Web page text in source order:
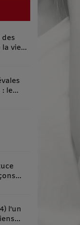
des
vie
le
l'un